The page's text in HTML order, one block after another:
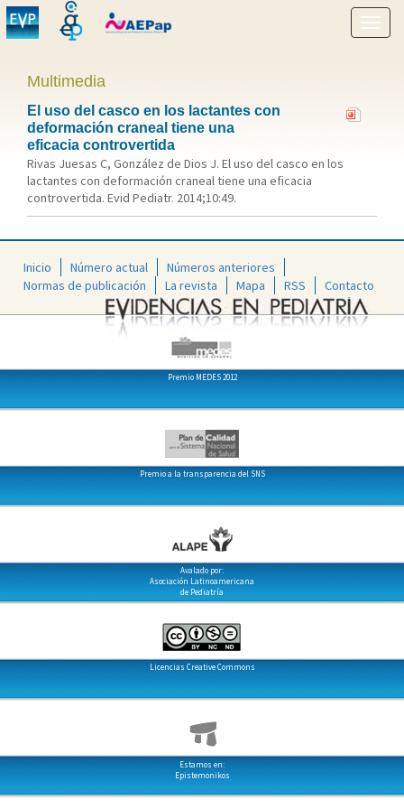
menú
Multimedia
El uso del casco en los lactantes con
deformación craneal tiene una
eficacia controvertida
Rivas Juesas C, González de Dios J. El uso del casco en los
lactantes con deformación craneal tiene una eficacia
controvertida. Evid Pediatr. 2014;10:49.
Inicio Número actual
Números anteriores
Normas de publicación
La revista Mapa RSS Contacto
Premio MEDES 2012
Premio a la transparencia del SNS
Avalado por:
Asociación Latinoamericana
de Pediatría
Licencias Creative Commons
Estamos en:
Epistemonikos